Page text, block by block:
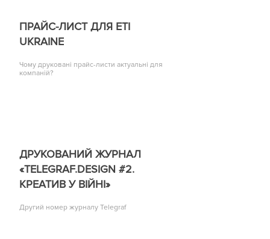
ПРАЙС-ЛИСТ ДЛЯ ETI
UKRAINE
Чому друковані прайс-листи актуальні для
компаній?
ДРУКОВАНИЙ ЖУРНАЛ
«TELEGRAF.DESIGN #2.
КРЕАТИВ У ВІЙНІ»
Другий номер журналу Telegraf